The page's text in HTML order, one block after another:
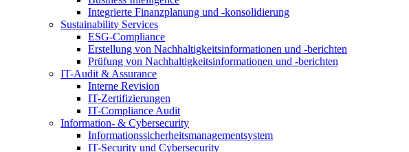
Integrierte Finanzplanung und -konsolidierung
Sustainability Services
ESG-Compliance
Erstellung von Nachhaltigkeitsinformationen und -berichten
Prüfung von Nachhaltigkeitsinformationen und -berichten
IT-Audit & Assurance
Interne Revision
IT-Zertifizierungen
IT-Compliance Audit
Information- & Cybersecurity
Informationssicherheitsmanagementsystem
IT-Security und Cybersecurity